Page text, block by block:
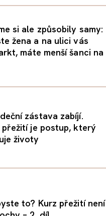
si ale způsobily samy:
žena a na ulici vás
máte menší šanci na
zástava zabíjí.
přežití je postup, který
životy
to? Kurz přežití není